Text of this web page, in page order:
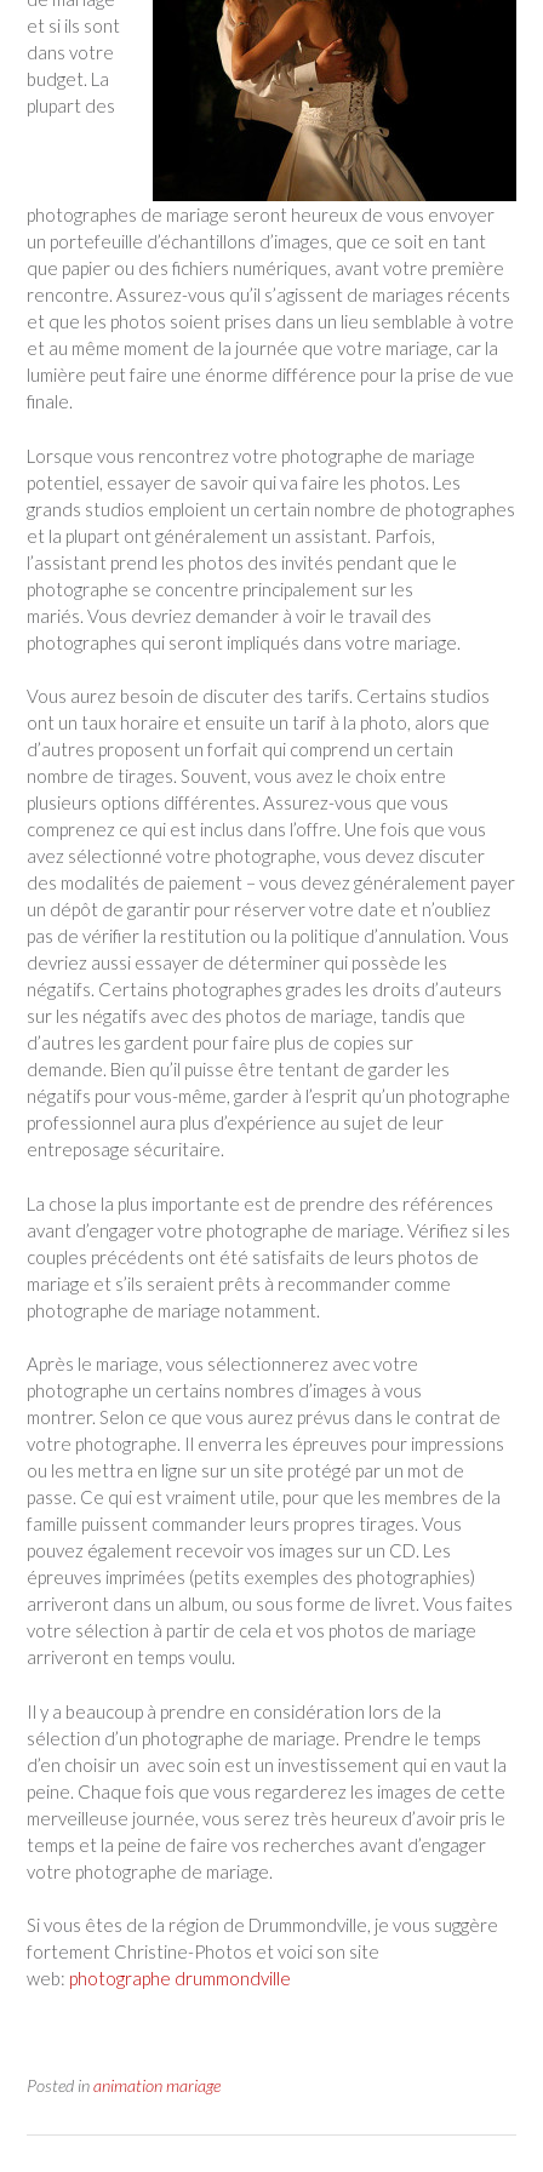
et si ils sont
dans votre
budget. La
plupart des
photographes de mariage seront heureux de vous envoyer
un portefeuille d’échantillons d’images, que ce soit en tant
que papier ou des fichiers numériques, avant votre première
rencontre. Assurez-vous qu’il s’agissent de mariages récents
et que les photos soient prises dans un lieu semblable à votre
et au même moment de la journée que votre mariage, car la
lumière peut faire une énorme différence pour la prise de vue
finale.
Lorsque vous rencontrez votre photographe de mariage
potentiel, essayer de savoir qui va faire les photos. Les
grands studios emploient un certain nombre de photographes
et la plupart ont généralement un assistant. Parfois,
l’assistant prend les photos des invités pendant que le
photographe se concentre principalement sur les
mariés. Vous devriez demander à voir le travail des
photographes qui seront impliqués dans votre mariage.
Vous aurez besoin de discuter des tarifs. Certains studios
ont un taux horaire et ensuite un tarif à la photo, alors que
d’autres proposent un forfait qui comprend un certain
nombre de tirages. Souvent, vous avez le choix entre
plusieurs options différentes. Assurez-vous que vous
comprenez ce qui est inclus dans l’offre. Une fois que vous
avez sélectionné votre photographe, vous devez discuter
des modalités de paiement – vous devez généralement payer
un dépôt de garantir pour réserver votre date et n’oubliez
pas de vérifier la restitution ou la politique d’annulation. Vous
devriez aussi essayer de déterminer qui possède les
négatifs. Certains photographes grades les droits d’auteurs
sur les négatifs avec des photos de mariage, tandis que
d’autres les gardent pour faire plus de copies sur
demande. Bien qu’il puisse être tentant de garder les
négatifs pour vous-même, garder à l’esprit qu’un photographe
professionnel aura plus d’expérience au sujet de leur
entreposage sécuritaire.
La chose la plus importante est de prendre des références
avant d’engager votre photographe de mariage. Vérifiez si les
couples précédents ont été satisfaits de leurs photos de
mariage et s’ils seraient prêts à recommander comme
photographe de mariage notamment.
Après le mariage, vous sélectionnerez avec votre
photographe un certains nombres d’images à vous
montrer. Selon ce que vous aurez prévus dans le contrat de
votre photographe. Il enverra les épreuves pour impressions
ou les mettra en ligne sur un site protégé par un mot de
passe. Ce qui est vraiment utile, pour que les membres de la
famille puissent commander leurs propres tirages. Vous
pouvez également recevoir vos images sur un CD. Les
épreuves imprimées (petits exemples des photographies)
arriveront dans un album, ou sous forme de livret. Vous faites
votre sélection à partir de cela et vos photos de mariage
arriveront en temps voulu.
Il y a beaucoup à prendre en considération lors de la
sélection d’un photographe de mariage. Prendre le temps
d’en choisir un avec soin est un investissement qui en vaut la
peine. Chaque fois que vous regarderez les images de cette
merveilleuse journée, vous serez très heureux d’avoir pris le
temps et la peine de faire vos recherches avant d’engager
votre photographe de mariage.
Si vous êtes de la région de Drummondville, je vous suggère
fortement Christine-Photos et voici son site
web: photographe drummondville
Posted inanimation mariage